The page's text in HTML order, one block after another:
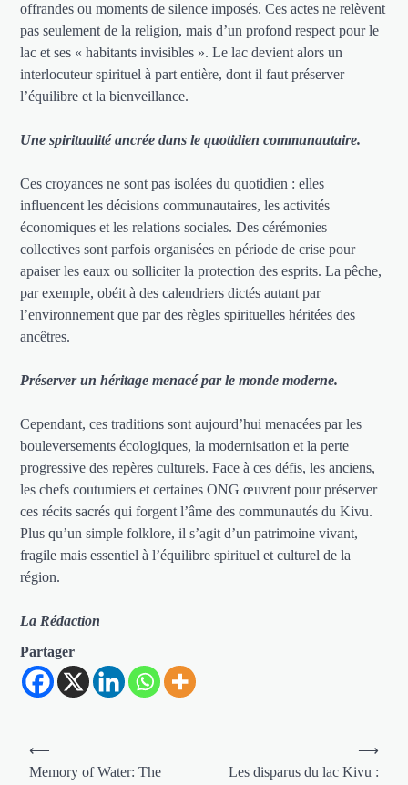
offrandes ou moments de silence imposés. Ces actes ne relèvent
pas seulement de la religion, mais d’un profond respect pour le
lac et ses « habitants invisibles ». Le lac devient alors un
interlocuteur spirituel à part entière, dont il faut préserver
l’équilibre et la bienveillance.
Une spiritualité ancrée dans le quotidien communautaire.
Ces croyances ne sont pas isolées du quotidien : elles
influencent les décisions communautaires, les activités
économiques et les relations sociales. Des cérémonies
collectives sont parfois organisées en période de crise pour
apaiser les eaux ou solliciter la protection des esprits. La pêche,
par exemple, obéit à des calendriers dictés autant par
l’environnement que par des règles spirituelles héritées des
ancêtres.
Préserver un héritage menacé par le monde moderne.
Cependant, ces traditions sont aujourd’hui menacées par les
bouleversements écologiques, la modernisation et la perte
progressive des repères culturels. Face à ces défis, les anciens,
les chefs coutumiers et certaines ONG œuvrent pour préserver
ces récits sacrés qui forgent l’âme des communautés du Kivu.
Plus qu’un simple folklore, il s’agit d’un patrimoine vivant,
fragile mais essentiel à l’équilibre spirituel et culturel de la
région.
La Rédaction
Partager
Navigation
de
⟵
Memory of Water: The
Les disparus du lac Kivu :
⟶